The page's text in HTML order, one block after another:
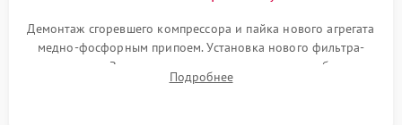
Демонтаж сгоревшего компрессора и пайка нового агрегата
медно-фосфорным припоем. Установка нового фильтра-
осушителя. Замена изношенных вентиляторов обдува,
сломанных заслонок или поврежденных дверных петель.
Подробнее